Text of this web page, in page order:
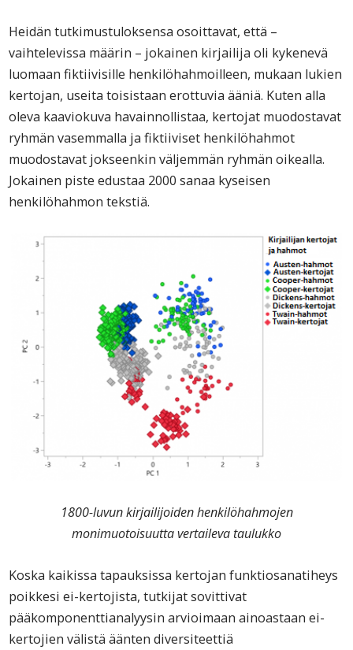
Heidän tutkimustuloksensa osoittavat, että –
vaihtelevissa määrin – jokainen kirjailija oli kykenevä
luomaan fiktiivisille henkilöhahmoilleen, mukaan lukien
kertojan, useita toisistaan erottuvia ääniä. Kuten alla
oleva kaaviokuva havainnollistaa, kertojat muodostavat
ryhmän vasemmalla ja fiktiiviset henkilöhahmot
muodostavat jokseenkin väljemmän ryhmän oikealla.
Jokainen piste edustaa 2000 sanaa kyseisen
henkilöhahmon tekstiä.
1800-luvun kirjailijoiden henkilöhahmojen
monimuotoisuutta vertaileva taulukko
Koska kaikissa tapauksissa kertojan funktiosanatiheys
poikkesi ei-kertojista, tutkijat sovittivat
pääkomponenttianalyysin arvioimaan ainoastaan ei-
kertojien välistä äänten diversiteettiä